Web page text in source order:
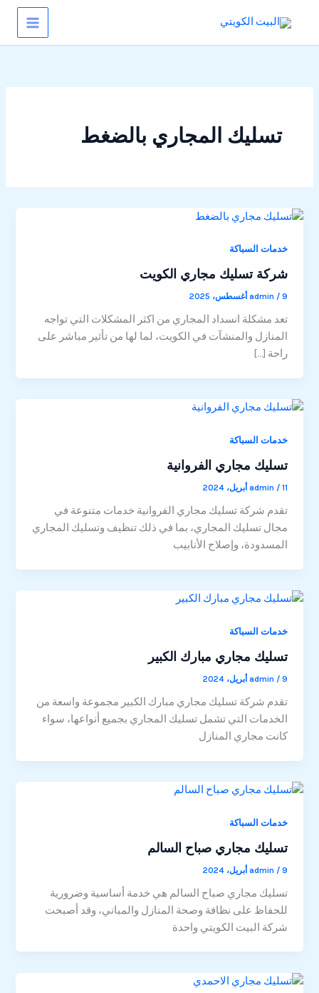
تسليك المجاري بالضغط
خدمات السباكة
شركة تسليك مجاري الكويت
admin / 9 أغسطس، 2025
تعد مشكلة انسداد المجاري من اكثر المشكلات التي تواجه
المنازل والمنشآت في الكويت، لما لها من تأثير مباشر على
راحة […]
خدمات السباكة
تسليك مجاري الفروانية
admin / 11 أبريل، 2024
تقدم شركة تسليك مجاري الفروانية خدمات متنوعة في
مجال تسليك المجاري، بما في ذلك تنظيف وتسليك المجاري
المسدودة، وإصلاح الأنابيب
خدمات السباكة
تسليك مجاري مبارك الكبير
admin / 9 أبريل، 2024
تقدم شركة تسليك مجاري مبارك الكبير مجموعة واسعة من
الخدمات التي تشمل تسليك المجاري بجميع أنواعها، سواء
كانت مجاري المنازل
خدمات السباكة
تسليك مجاري صباح السالم
admin / 9 أبريل، 2024
تسليك مجاري صباح السالم هي خدمة أساسية وضرورية
للحفاظ على نظافة وصحة المنازل والمباني، وقد أصبحت
شركة البيت الكويتي واحدة